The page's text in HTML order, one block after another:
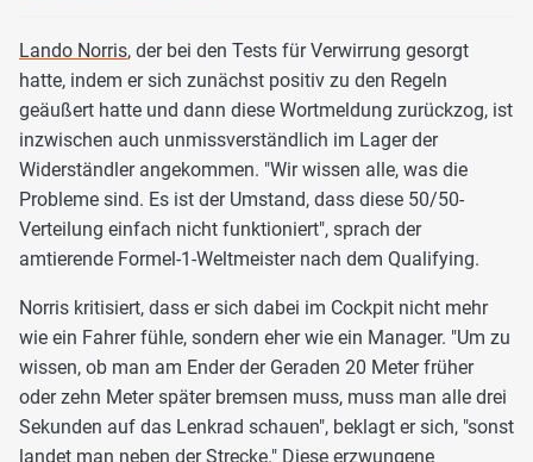
Lando Norris, der bei den Tests für Verwirrung gesorgt
hatte, indem er sich zunächst positiv zu den Regeln
geäußert hatte und dann diese Wortmeldung zurückzog, ist
inzwischen auch unmissverständlich im Lager der
Widerständler angekommen. "Wir wissen alle, was die
Probleme sind. Es ist der Umstand, dass diese 50/50-
Verteilung einfach nicht funktioniert", sprach der
amtierende Formel-1-Weltmeister nach dem Qualifying.
Norris kritisiert, dass er sich dabei im Cockpit nicht mehr
wie ein Fahrer fühle, sondern eher wie ein Manager. "Um zu
wissen, ob man am Ender der Geraden 20 Meter früher
oder zehn Meter später bremsen muss, muss man alle drei
Sekunden auf das Lenkrad schauen", beklagt er sich, "sonst
landet man neben der Strecke." Diese erzwungene